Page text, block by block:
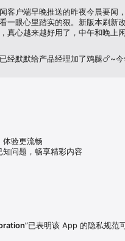
新闻，图文视频内容丰富，最新
到并点击「我的」后，选择「反
「新浪客服」。
052-0066
客户端早晚推送的昨夜今晨要闻
一眼心里踏实的狠。新版本刷新
真心越来越好用了，中午和晚上
多推些视频给我，最近感觉浏览
经默默给产品经理加了鸡腿🍗~今
体验更流畅
知问题，畅享精彩内容
”已表明该 App 的隐私规范